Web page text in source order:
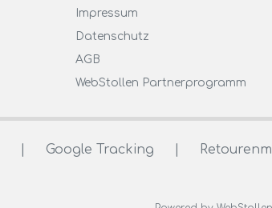
Impressum
Datenschutz
AGB
WebStollen Partnerprogramm
Google Tracking